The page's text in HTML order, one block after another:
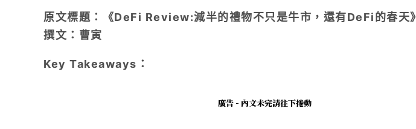
原文標題：《DeFi Review:減半的禮物不只是牛市，還有DeFi的春天》
撰文：曹寅
Key Takeaways：
廣告 - 內文未完請往下捲動